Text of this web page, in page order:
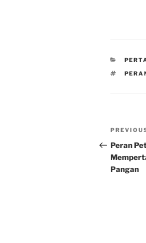
TAGS
Post
Previous
Post
Peran
Pangan